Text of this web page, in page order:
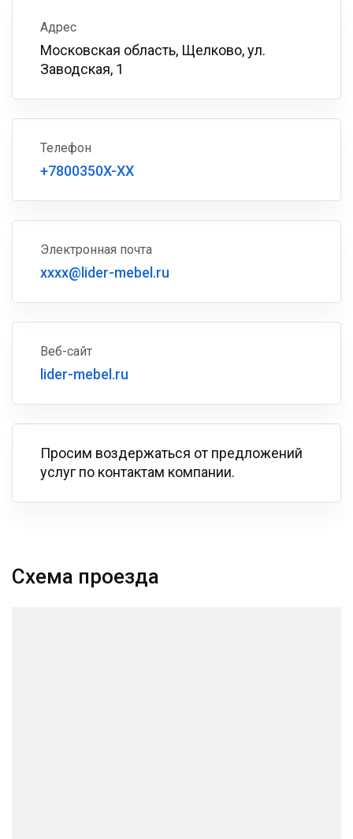
Адрес
Московская область, Щелково, ул.
Заводская, 1
Телефон
+7800350X-XX
Электронная почта
xxxx@lider-mebel.ru
Веб-сайт
lider-mebel.ru
Просим воздержаться от предложений
услуг по контактам компании.
Схема проезда